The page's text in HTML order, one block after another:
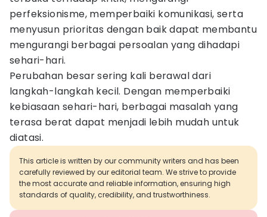
perfeksionisme, memperbaiki komunikasi, serta
menyusun prioritas dengan baik dapat membantu
mengurangi berbagai persoalan yang dihadapi
sehari-hari.
Perubahan besar sering kali berawal dari
langkah-langkah kecil. Dengan memperbaiki
kebiasaan sehari-hari, berbagai masalah yang
terasa berat dapat menjadi lebih mudah untuk
diatasi.
This article is written by our community writers and has been
carefully reviewed by our editorial team. We strive to provide
the most accurate and reliable information, ensuring high
standards of quality, credibility, and trustworthiness.